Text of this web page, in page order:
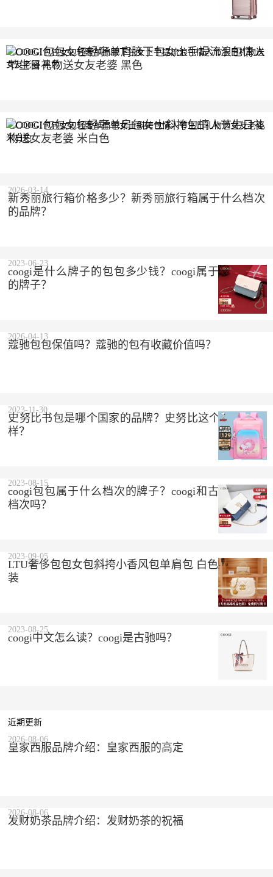
COOGI包包女包轻奢单肩腋下包女士手提流浪包情人
节生日礼物送女友老婆 黑色
COOGI包包女包轻奢单肩包女士斜挎包情人节生日礼
物送女友老婆 米白色
新秀丽旅行箱价格多少？新秀丽旅行箱属于什么档次
的品牌？
2026-03-14
coogi是什么牌子的包包多少钱？coogi属于什么档次
的牌子？
2023-06-23
蔻驰包包保值吗？蔻驰的包有收藏价值吗？
2026-04-13
史努比书包是哪个国家的品牌？史努比这个品牌怎么
样？
2023-11-30
coogi包包属于什么档次的牌子？coogi和古驰是一个
档次吗？
2023-08-15
LTU奢侈包包女包斜挎小香风包单肩包 白色 精美礼盒
装
2023-09-05
coogi中文怎么读？coogi是古驰吗？
2023-08-25
近期更新
皇家西服品牌介绍：皇家西服的高定
2026-08-06
发财奶茶品牌介绍：发财奶茶的祝福
2026-08-06